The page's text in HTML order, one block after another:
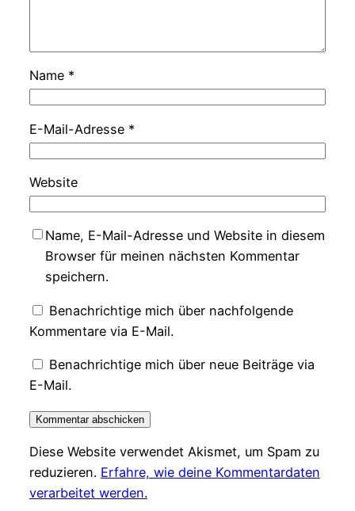
Name *
E-Mail-Adresse *
Website
Name, E-Mail-Adresse und Website in diesem
Browser für meinen nächsten Kommentar
speichern.
Benachrichtige mich über nachfolgende
Kommentare via E-Mail.
Benachrichtige mich über neue Beiträge via
E-Mail.
Diese Website verwendet Akismet, um Spam zu
reduzieren. Erfahre, wie deine Kommentardaten
verarbeitet werden.